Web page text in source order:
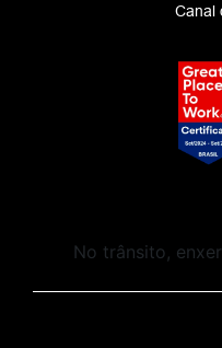
Canal
No trânsito,